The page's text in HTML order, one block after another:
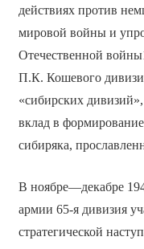
действиях против
мировой войны и
Отечественной
П.К. Кошевого
«сибирских
вклад в
сибиряка,
В ноябре—декабре
армии 65-я дивизия
стратегической